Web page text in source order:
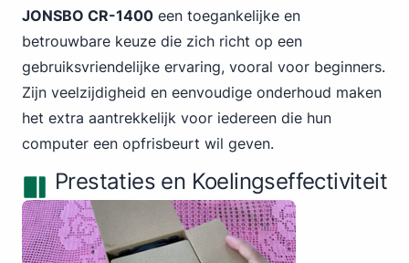
JONSBO CR-1400 een toegankelijke en
betrouwbare keuze die zich richt op een
gebruiksvriendelijke ervaring, vooral voor beginners.
Zijn veelzijdigheid en eenvoudige onderhoud maken
het extra aantrekkelijk voor iedereen die hun
computer een opfrisbeurt wil geven.
Prestaties en Koelingseffectiviteit